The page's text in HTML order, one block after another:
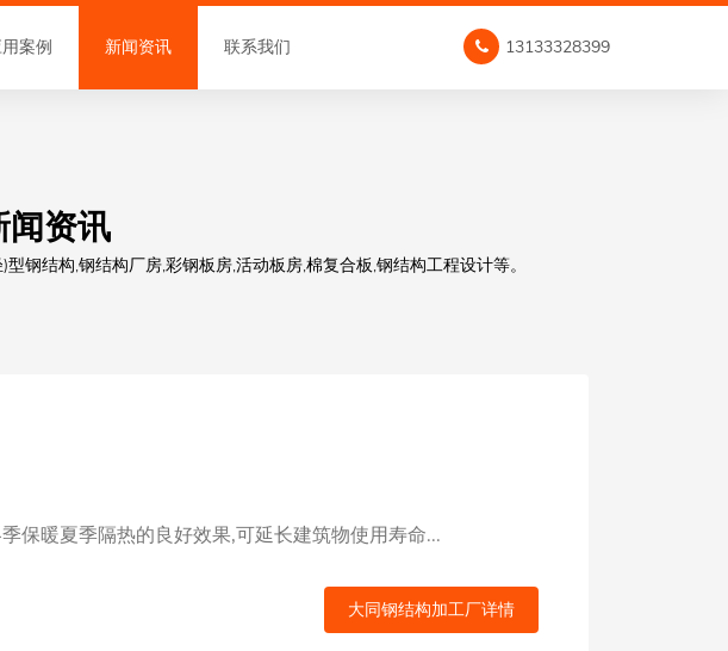
案例 新闻资讯 联系我们 13133328399
闻资讯
钢结构,钢结构厂房,彩钢板房,活动板房,棉复合板,钢结构工程设计等。
保暖夏季隔热的良好效果,可延长建筑物使用寿命...
大同钢结构加工厂详情